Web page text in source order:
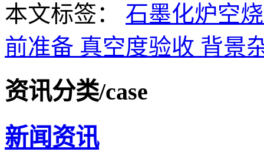
本文标签： 石墨化炉空
前准备 真空度验收 背景
资讯分类/case
新闻资讯